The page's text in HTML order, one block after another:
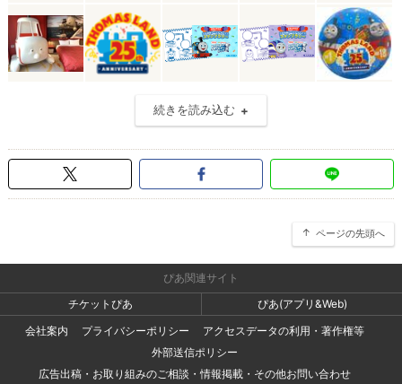
続きを読み込む
ページの先頭へ
ぴあ関連サイト
チケットぴあ
ぴあ(アプリ&Web)
会社案内
プライバシーポリシー
アクセスデータの利用・著作権等
外部送信ポリシー
広告出稿・お取り組みのご相談・情報掲載・その他お問い合わせ